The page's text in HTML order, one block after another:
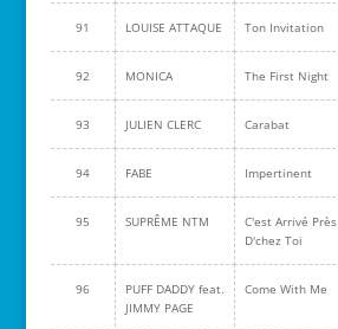
91 LOUISE ATTAQUE Ton Invitation
92 MONICA The First Night
93 JULIEN CLERC Carabat
94 FABE Impertinent
95 SUPRÊME NTM
C'est Arrivé Près
D'chez Toi
96
PUFF DADDY feat.
JIMMY PAGE
Come With Me